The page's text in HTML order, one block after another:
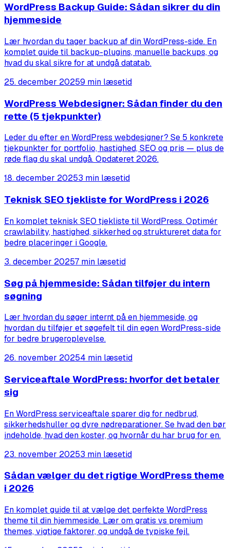
WordPress Backup Guide: Sådan sikrer du din
hjemmeside
Lær hvordan du tager backup af din WordPress-side. En
komplet guide til backup-plugins, manuelle backups, og
hvad du skal sikre for at undgå datatab.
25. december 20259 min læsetid
WordPress Webdesigner: Sådan finder du den
rette (5 tjekpunkter)
Leder du efter en WordPress webdesigner? Se 5 konkrete
tjekpunkter for portfolio, hastighed, SEO og pris — plus de
røde flag du skal undgå. Opdateret 2026.
18. december 20253 min læsetid
Teknisk SEO tjekliste for WordPress i 2026
En komplet teknisk SEO tjekliste til WordPress. Optimér
crawlability, hastighed, sikkerhed og struktureret data for
bedre placeringer i Google.
3. december 20257 min læsetid
Søg på hjemmeside: Sådan tilføjer du intern
søgning
Lær hvordan du søger internt på en hjemmeside, og
hvordan du tilføjer et søgefelt til din egen WordPress-side
for bedre brugeroplevelse.
26. november 20254 min læsetid
Serviceaftale WordPress: hvorfor det betaler
sig
En WordPress serviceaftale sparer dig for nedbrud,
sikkerhedshuller og dyre nødreparationer. Se hvad den bør
indeholde, hvad den koster, og hvornår du har brug for en.
23. november 20253 min læsetid
Sådan vælger du det rigtige WordPress theme
i 2026
En komplet guide til at vælge det perfekte WordPress
theme til din hjemmeside. Lær om gratis vs premium
themes, vigtige faktorer, og undgå de typiske fejl.